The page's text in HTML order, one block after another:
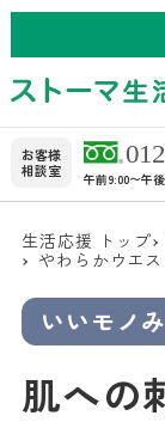
お客様
相談室
午前9:00〜午
生活応援 トップ
やわらかウエ
いいモノ
肌への